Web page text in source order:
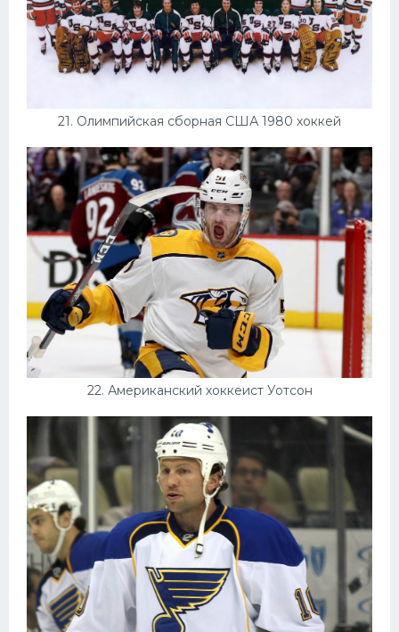
21. Олимпийская сборная США 1980 хоккей
22. Американский хоккеист Уотсон